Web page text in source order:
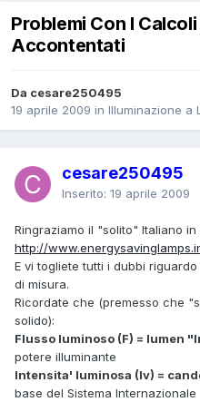
Problemi Con I
Accontentati
Da cesare250495
19 aprile 2009 in Illuminazione a
cesare250495
Inserito: 19 aprile 2009
Ringraziamo il "solito" Italiano
http://
E vi togliete tutti i dubbi
di misura.
Ricordate che (premesso che
solido):
Flusso luminoso (F) = lumen
potere illuminante
Intensita' luminosa (Iv) =
base del Sistema Internazionale